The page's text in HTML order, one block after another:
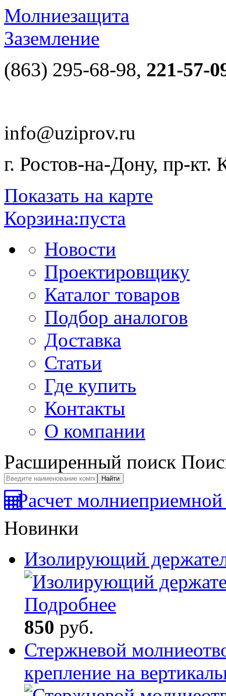
Молниезащита
Заземление
(863) 295-68-98, 221-57-
info@uziprov.ru
г. Ростов-на-Дону, пр-кт.
Показать на карте
Корзина:пуста
Новости
Проектировщику
Каталог товаров
Подбор аналогов
Доставка
Статьи
Где купить
Контакты
О компании
Расширенный поиск
Расчет
Новинки
Изолирующий
Подробнее
850 руб.
Стержневой
крепление на